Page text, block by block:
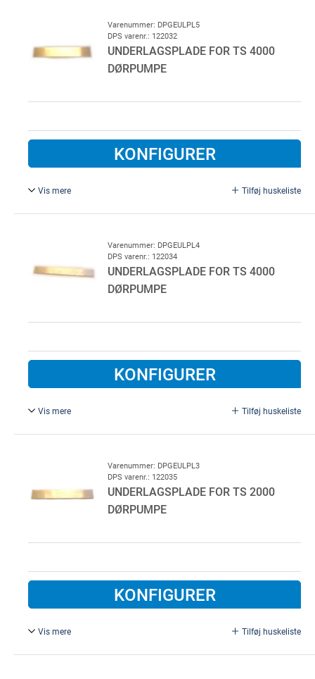
Varenummer: DPGEULPL5
DPS varenr.: 122032
UNDERLAGSPLADE FOR TS 4000
DØRPUMPE
KONFIGURER
Vis mere Tilføj huskeliste
Underlagsplade (1,5 x 50 x 288 mm) for GEZE TS 4000
højre og venstrehængt facadedør.
Varenummer: DPGEULPL4
DPS varenr.: 122034
UNDERLAGSPLADE FOR TS 4000
DØRPUMPE
KONFIGURER
Vis mere Tilføj huskeliste
højre og venstrehængt facadedør.
Varenummer: DPGEULPL3
DPS varenr.: 122035
UNDERLAGSPLADE FOR TS 2000
DØRPUMPE
KONFIGURER
Vis mere Tilføj huskeliste